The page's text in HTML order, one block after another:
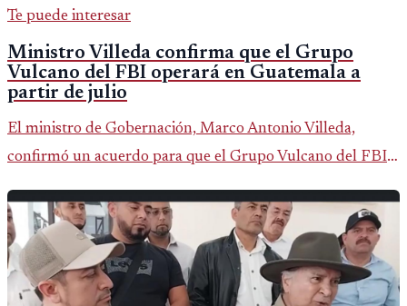
Te puede interesar
Ministro Villeda confirma que el Grupo
Vulcano del FBI operará en Guatemala a
partir de julio
El ministro de Gobernación, Marco Antonio Villeda,
confirmó un acuerdo para que el Grupo Vulcano del FBI
fallido con la administración anterior del Ministerio
Público.